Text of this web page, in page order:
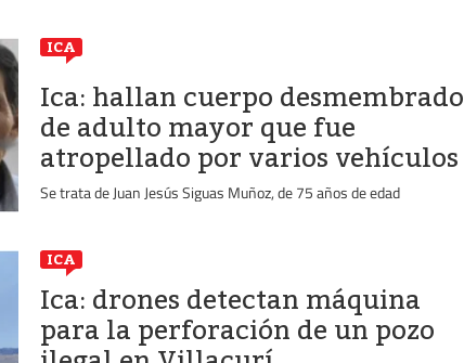
ICA
Ica: hallan cuerpo desmembrado
de adulto mayor que fue
atropellado por varios vehículos
Se trata de Juan Jesús Siguas Muñoz, de 75 años de edad
ICA
Ica: drones detectan máquina
para la perforación de un pozo